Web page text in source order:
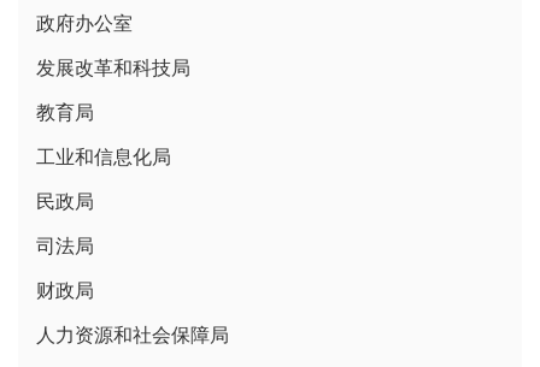
政府办公室
发展改革和科技局
教育局
工业和信息化局
民政局
司法局
财政局
人力资源和社会保障局